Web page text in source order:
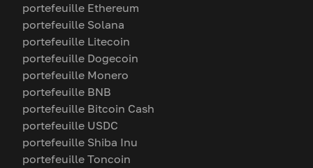
portefeuille Ethereum
portefeuille Solana
portefeuille Litecoin
portefeuille Dogecoin
portefeuille Monero
portefeuille BNB
portefeuille Bitcoin Cash
portefeuille USDC
portefeuille Shiba Inu
portefeuille Toncoin